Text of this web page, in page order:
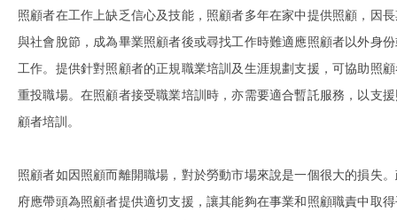
照顧者在工作上缺乏信心及技能，照顧者多年在家中提供照顧，因
與社會脫節，成為畢業照顧者後或尋找工作時難適應照顧者以外身
工作。提供針對照顧者的正規職業培訓及生涯規劃支援，可協助照
重投職場。在照顧者接受職業培訓時，亦需要適合暫託服務，以支
顧者培訓。
照顧者如因照顧而離開職場，對於勞動市場來說是一個很大的損失
府應帶頭為照顧者提供適切支援，讓其能夠在事業和照顧職責中取